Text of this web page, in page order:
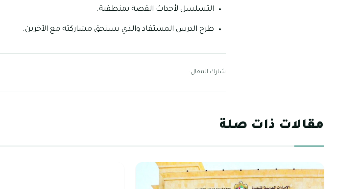
التسلسل لأحداث القصة بمنطقية.
طرح الدرس المستفاد والذي يستحق مشاركته مع الآخرين.
شارك المقال:
مقالات ذات صلة